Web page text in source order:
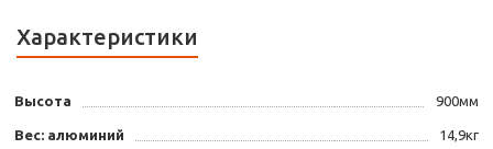
Характеристики
Высота 900мм
Вес: алюминий 14,9кг